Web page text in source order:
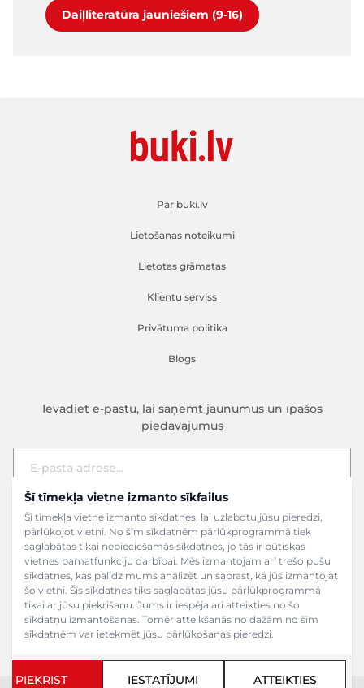
Šī tīmekļa vietne izmanto sīkfailus
Šī tīmekļa vietne izmanto sīkdatnes, lai uzlabotu jūsu pieredzi,
pārlūkojot vietni. No šīm sīkdatnēm pārlūkprogrammā tiek
saglabātas tikai nepieciešamās sīkdatnes, jo tās ir būtiskas
vietnes pamatfunkciju darbībai. Mēs izmantojam arī trešo pušu
sīkdatnes, kas palīdz mums analizēt un saprast, kā jūs izmantojat
šo vietni. Šīs sīkdatnes tiks saglabātas jūsu pārlūkprogrammā
tikai ar jūsu piekrišanu. Jums ir iespēja arī atteikties no šo
sīkdatņu izmantošanas. Tomēr atteikšanās no dažām no šīm
sīkdatnēm var ietekmēt jūsu pārlūkošanas pieredzi.
PIEKRIST IESTATĪJUMI ATTEIKTIES
Daiļliteratūra jauniešiem (9-16)
Par buki.lv
Lietošanas noteikumi
Lietotas grāmatas
Klientu serviss
Privātuma politika
Blogs
Ievadiet e-pastu, lai saņemt jaunumus un īpašos
piedāvājumus
E-pasta adrese
Pieteikties